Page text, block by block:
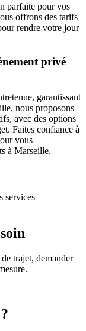
parfaite pour vos
offrons des tarifs
rendre votre jour
privé
garantissant
nous proposons
avec des options
Faites confiance à
vous
à Marseille.
services
trajet, demander